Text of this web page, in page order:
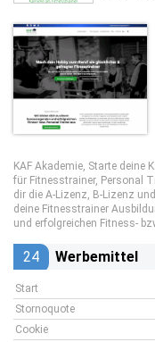
KAF Akademie, Starte deine
für Fitnesstrainer, Personal
dir die A-Lizenz, B-Lizenz
deine Fitnesstrainer
und erfolgreichen Fitness-
24 Werbemittel
Start
Stornoquote
Cookie